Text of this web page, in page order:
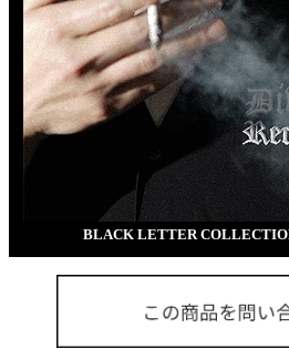
BLACK LETTER